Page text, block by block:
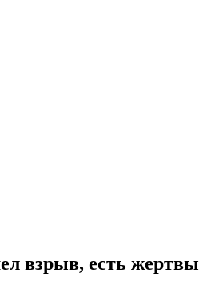
взрыв, есть жертвы